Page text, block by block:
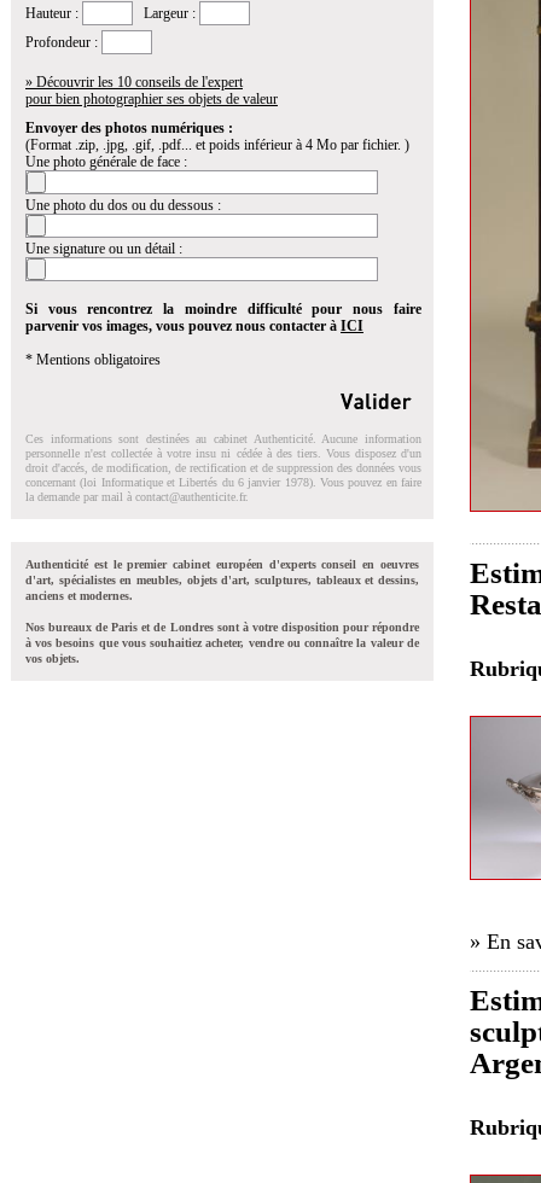
Hauteur :
Largeur :
Profondeur :
» Découvrir les 10 conseils de l'expert
pour bien photographier ses objets de valeur
Envoyer des photos numériques :
(Format .zip, .jpg, .gif, .pdf... et poids inférieur à 4 Mo par fichier. )
Une photo générale de face :
Une photo du dos ou du dessous :
Une signature ou un détail :
Si vous rencontrez la moindre difficulté pour nous faire
parvenir vos images, vous pouvez nous contacter à ICI
* Mentions obligatoires
Ces informations sont destinées au cabinet Authenticité. Aucune information
personnelle n'est collectée à votre insu ni cédée à des tiers. Vous disposez d'un
droit d'accés, de modification, de rectification et de suppression des données vous
concernant (loi Informatique et Libertés du 6 janvier 1978). Vous pouvez en faire
la demande par mail à contact@authenticite.fr.
Authenticité est le premier cabinet européen d'experts conseil en oeuvres
d'art, spécialistes en meubles, objets d'art, sculptures, tableaux et dessins,
anciens et modernes.
Nos bureaux de Paris et de Londres sont à votre disposition pour répondre
à vos besoins que vous souhaitiez acheter, vendre ou connaître la valeur de
vos objets.
» En